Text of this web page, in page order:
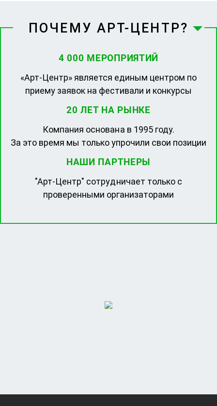
ПОЧЕМУ АРТ-ЦЕНТР?
4 000 МЕРОПРИЯТИЙ
«Арт-Центр» является единым центром по
приему заявок на фестивали и конкурсы
20 ЛЕТ НА РЫНКЕ
Компания основана в 1995 году.
За это время мы только упрочили свои позиции
НАШИ ПАРТНЕРЫ
"Арт-Центр" сотрудничает только с
проверенными организаторами